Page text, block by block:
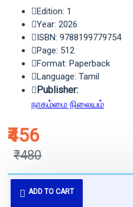
₹456
₹480
Edition: 1
Year: 2026
ISBN: 9788199779754
Page: 512
Format: Paperback
Language: Tamil
Publisher:
நாகம்மை நிலையம்
ADD TO CART
புத்தகம் 3 - 7 நாட்களில் அனுப்பி
வைக்கப்படும்.